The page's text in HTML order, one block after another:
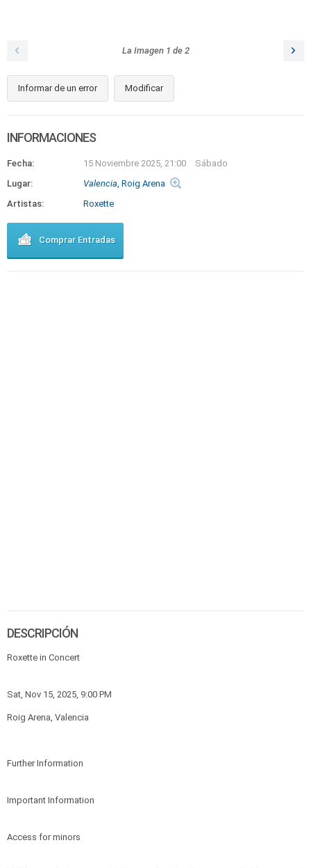
La Imagen 1 de 2
Informar de un error Modificar
INFORMACIONES
Fecha: 15 Noviembre 2025, 21:00
Sábado
Lugar:
Valencia, Roig Arena
Artistas:
Roxette
Comprar Entradas
DESCRIPCIÓN
Roxette in Concert
Sat, Nov 15, 2025, 9:00 PM
Roig Arena, Valencia
Further Information
Important Information
Access for minors